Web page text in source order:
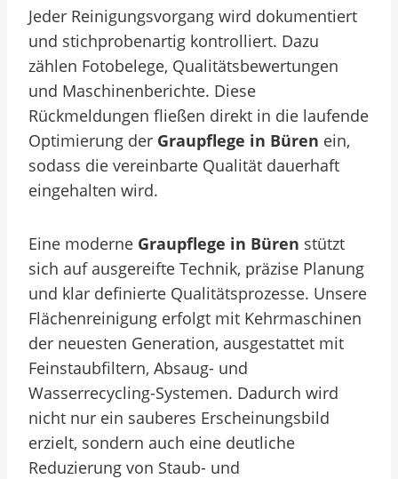
Jeder Reinigungsvorgang wird dokumentiert
und stichprobenartig kontrolliert. Dazu
zählen Fotobelege, Qualitätsbewertungen
und Maschinenberichte. Diese
Rückmeldungen fließen direkt in die laufende
Optimierung der Graupflege in Büren ein,
sodass die vereinbarte Qualität dauerhaft
eingehalten wird.
Eine moderne Graupflege in Büren stützt
sich auf ausgereifte Technik, präzise Planung
und klar definierte Qualitätsprozesse. Unsere
Flächenreinigung erfolgt mit Kehrmaschinen
der neuesten Generation, ausgestattet mit
Feinstaubfiltern, Absaug- und
Wasserrecycling-Systemen. Dadurch wird
nicht nur ein sauberes Erscheinungsbild
erzielt, sondern auch eine deutliche
Reduzierung von Staub- und